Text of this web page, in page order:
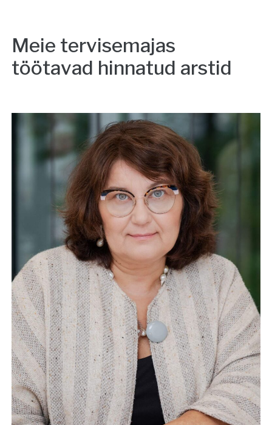
Meie tervisemajas
töötavad hinnatud arstid